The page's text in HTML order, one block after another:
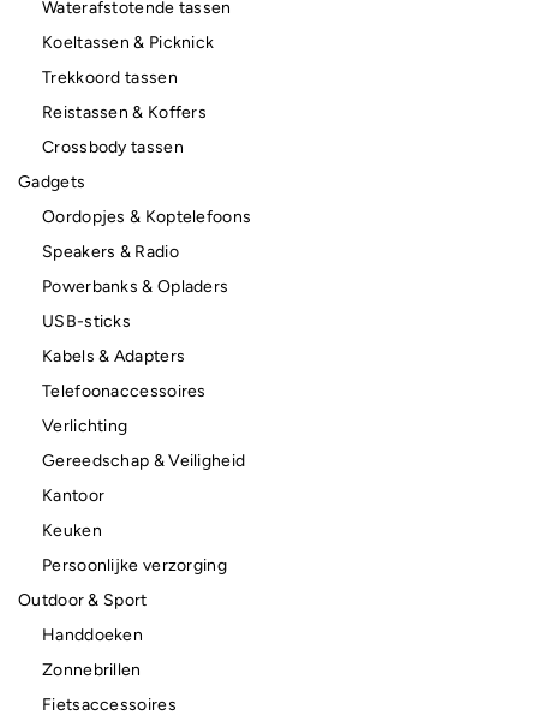
Waterafstotende tassen
Koeltassen & Picknick
Trekkoord tassen
Reistassen & Koffers
Crossbody tassen
Gadgets
Oordopjes & Koptelefoons
Speakers & Radio
Powerbanks & Opladers
USB-sticks
Kabels & Adapters
Telefoonaccessoires
Verlichting
Gereedschap & Veiligheid
Kantoor
Keuken
Persoonlijke verzorging
Outdoor & Sport
Handdoeken
Zonnebrillen
Fietsaccessoires